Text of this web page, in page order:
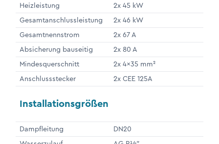
Heizleistung
2x 45 kW
Gesamtanschlussleistung
2x 46 kW
Gesamtnennstrom
2x 67 A
Absicherung bauseitig
2x 80 A
Mindesquerschnitt
2x 4x35 mm²
Anschlussstecker
2x CEE 125A
Installationsgrößen
Dampfleitung
DN20